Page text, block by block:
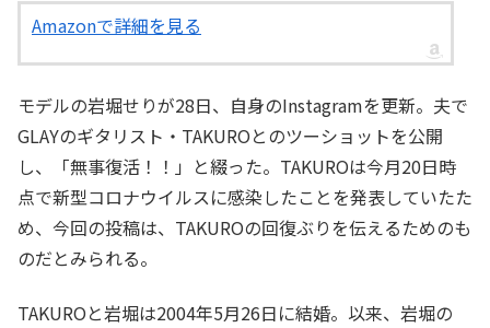
Amazonで詳細を見る
モデルの岩堀せりが28日、自身のInstagramを更新。夫で
GLAYのギタリスト・TAKUROとのツーショットを公開
し、「無事復活！！」と綴った。TAKUROは今月20日時
点で新型コロナウイルスに感染したことを発表していたた
め、今回の投稿は、TAKUROの回復ぶりを伝えるためのも
のだとみられる。
TAKUROと岩堀は2004年5月26日に結婚。以来、岩堀の